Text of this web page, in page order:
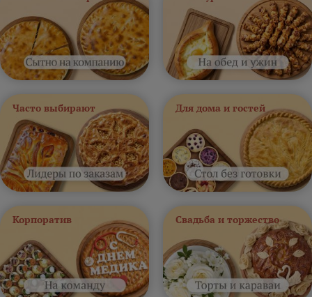
Часто выбирают Для дома и гостей
Корпоратив Свадьба и торжество